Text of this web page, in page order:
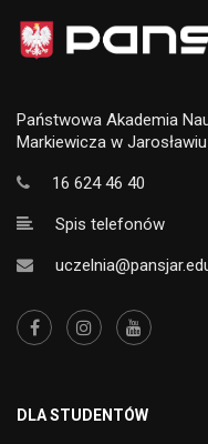
Państwowa Akademia
Markiewicza w Jarosławiu
16 624 46 40
Spis telefonów
DLA STUDENTÓW